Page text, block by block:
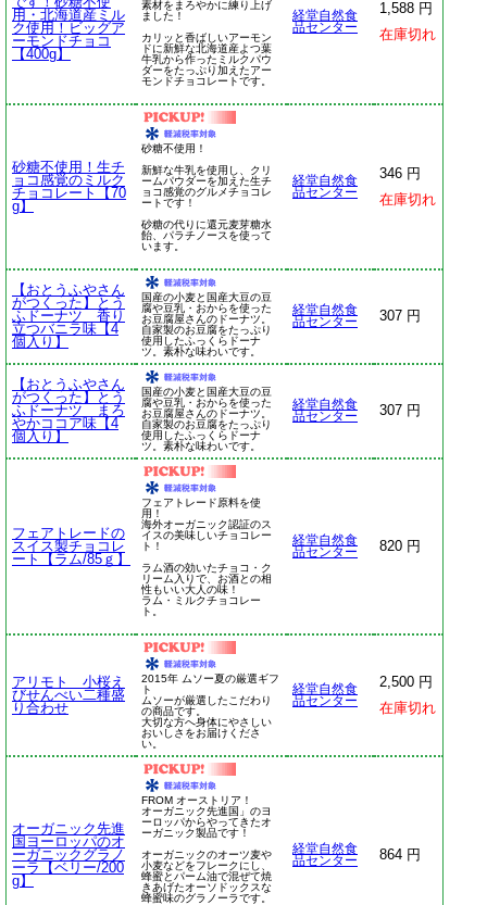
用・北海道産ミル
ク使用！ビッグア
ーモンドチョコ
【400g】
素材をまろやかに練り上げ
ました！
カリッと香ばしいアーモン
ドに新鮮な北海道産よつ葉
牛乳から作ったミルクパウ
ダーをたっぷり加えたアー
モンドチョコレートです。
経堂自然食
品センター
1,588 円
在庫切れ
砂糖不使用！生チ
ョコ感覚のミルク
チョコレート【70
g】
砂糖不使用！
新鮮な牛乳を使用し、クリ
ームパウダーを加えた生チ
ョコ感覚のグルメチョコレ
ートです！
砂糖の代りに還元麦芽糖水
飴、パラチノースを使って
います。
経堂自然食
品センター
346 円
在庫切れ
【おとうふやさん
がつくった】とう
ふドーナツ 香り
立つバニラ味【4
個入り】
国産の小麦と国産大豆の豆
腐や豆乳・おからを使った
お豆腐屋さんのドーナツ。
自家製のお豆腐をたっぷり
使用したふっくらドーナ
ツ。素朴な味わいです。
経堂自然食
品センター
307 円
【おとうふやさん
がつくった】とう
ふドーナツ まろ
やかココア味【4
個入り】
国産の小麦と国産大豆の豆
腐や豆乳・おからを使った
お豆腐屋さんのドーナツ。
自家製のお豆腐をたっぷり
使用したふっくらドーナ
ツ。素朴な味わいです。
経堂自然食
品センター
307 円
フェアトレードの
スイス製チョコレ
ート【ラム/85ｇ】
フェアトレード原料を使
用！
海外オーガニック認証のス
イスの美味しいチョコレー
ト！
ラム酒の効いたチョコ・ク
リーム入りで、お酒との相
性もいい大人の味！
ラム・ミルクチョコレー
ト。
経堂自然食
品センター
820 円
アリモト 小桜え
びせんべい二種盛
り合わせ
2015年 ムソー夏の厳選ギフ
ト
ムソーが厳選したこだわり
の商品です。
大切な方へ身体にやさしい
おいしさをお届けくださ
い。
経堂自然食
品センター
2,500 円
在庫切れ
オーガニック先進
国ヨーロッパのオ
ーガニックグラノ
ーラ【ベリー/200
g】
FROM オーストリア！
オーガニック先進国」のヨ
ーロッパからやってきたオ
ーガニック製品です！
オーガニックのオーツ麦や
小麦などをフレークにし、
蜂蜜とパーム油で混ぜて焼
きあげたオーソドックスな
蜂蜜味のグラノーラです。
経堂自然食
品センター
864 円